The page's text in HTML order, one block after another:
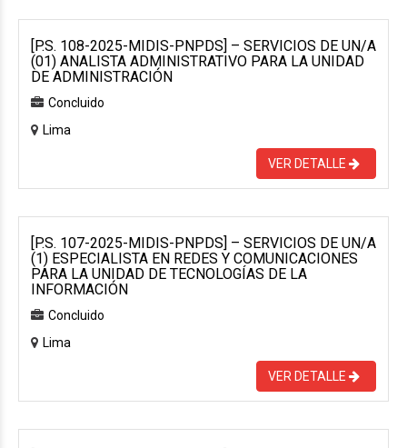
[P.S. 108-2025-MIDIS-PNPDS] – SERVICIOS DE UN/A
(01) ANALISTA ADMINISTRATIVO PARA LA UNIDAD
DE ADMINISTRACIÓN
Concluido
Lima
VER DETALLE
[P.S. 107-2025-MIDIS-PNPDS] – SERVICIOS DE UN/A
(1) ESPECIALISTA EN REDES Y COMUNICACIONES
PARA LA UNIDAD DE TECNOLOGÍAS DE LA
INFORMACIÓN
Concluido
Lima
VER DETALLE